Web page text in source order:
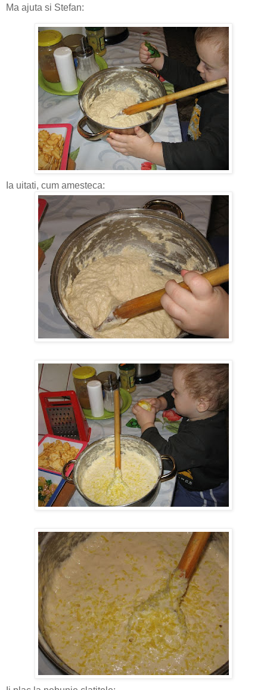
Ma ajuta si Stefan:
Ia uitati, cum amesteca: